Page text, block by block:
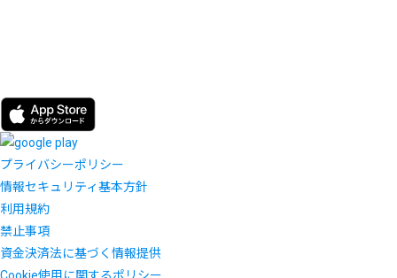
プライバシーポリシー
情報セキュリティ基本方針
利用規約
禁止事項
資金決済法に基づく情報提供